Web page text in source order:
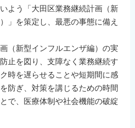
よう「大田区業務継続計画（新
」を策定し、最悪の事態に備え
（新型インフルエンザ編）の実
止を図り、支障なく業務継続す
時を遅らせることや短期間に感
防ぎ、対策を講じるための時間
で、医療体制や社会機能の破綻